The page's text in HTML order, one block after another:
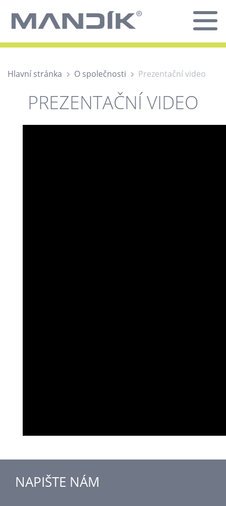
Hlavní stránka O společnosti Prezentační video
PREZENTAČNÍ VIDEO
NAPIŠTE NÁM